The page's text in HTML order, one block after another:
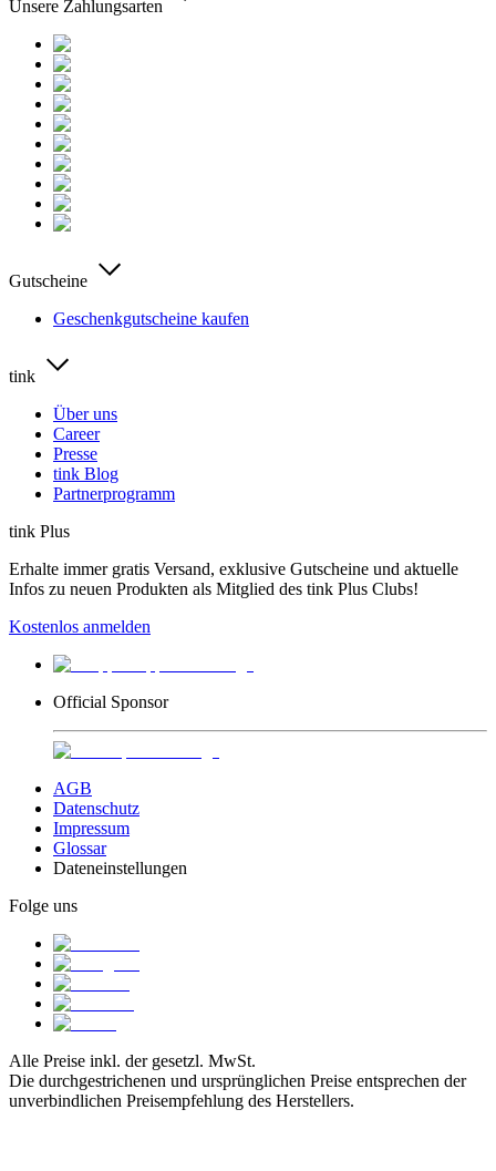
Unsere Zahlungsarten
Gutscheine
Geschenkgutscheine kaufen
tink
Über uns
Career
Presse
tink Blog
Partnerprogramm
tink Plus
Erhalte immer gratis Versand, exklusive Gutscheine und aktuelle
Infos zu neuen Produkten als Mitglied des tink Plus Clubs!
Kostenlos anmelden
Official Sponsor
AGB
Datenschutz
Impressum
Glossar
Dateneinstellungen
Folge uns
Alle Preise inkl. der gesetzl. MwSt.
Die durchgestrichenen und ursprünglichen Preise entsprechen der
unverbindlichen Preisempfehlung des Herstellers.